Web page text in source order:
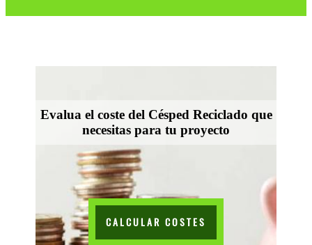
Evalua el coste del Césped Reciclado que
necesitas para tu proyecto
CALCULAR COSTES